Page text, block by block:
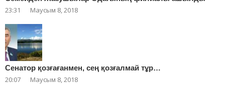
23:31 Маусым 8, 2018
Сенатор қозғағанмен, сең қозғалмай тұр…
20:07 Маусым 8, 2018